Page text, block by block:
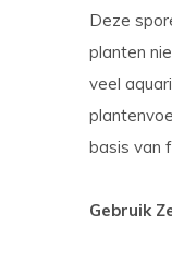
Deze
planten
veel
basis van
Gebruik